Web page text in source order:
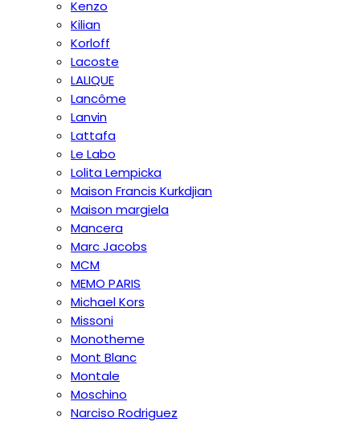
Kenzo
Kilian
Korloff
Lacoste
LALIQUE
Lancôme
Lanvin
Lattafa
Le Labo
Lolita Lempicka
Maison Francis Kurkdjian
Maison margiela
Mancera
Marc Jacobs
MCM
MEMO PARIS
Michael Kors
Missoni
Monotheme
Mont Blanc
Montale
Moschino
Narciso Rodriguez